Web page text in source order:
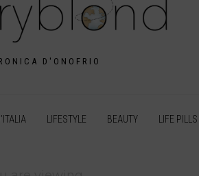
D'ONOFRIO
LIFESTYLE BEAUTY LIFE PILLS